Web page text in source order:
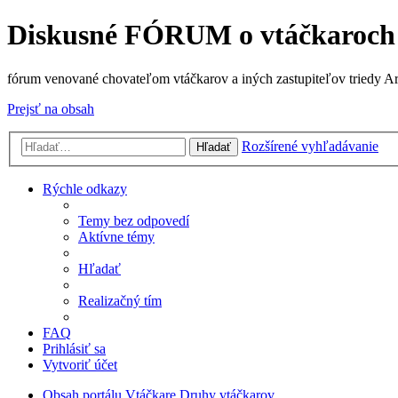
Diskusné FÓRUM o vtáčkaroch
fórum venované chovateľom vtáčkarov a iných zastupiteľov triedy
Prejsť na obsah
Hľadať Rozšírené vyhľadávanie
Rýchle odkazy
Temy bez odpovedí
Aktívne témy
Hľadať
Realizačný tím
FAQ
Prihlásiť sa
Vytvoriť účet